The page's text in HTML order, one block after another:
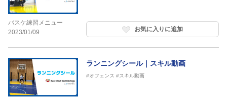
バスケ練習メニュー
2023/01/09
お気に入りに追加
ランニングシール｜スキル動画
#オフェンス #スキル動画